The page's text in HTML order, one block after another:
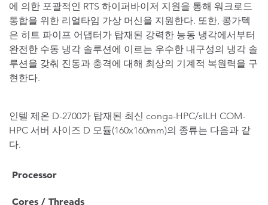
에 의한 포괄적인 RTS 하이퍼바이저 지원을 통해 워크로드
통합을 위한 리얼타임 가상 머신을 지원한다. 또한, 콩가텍
은 히트 파이프 어댑터가 탑재된 강력한 능동 냉각에서부터
완전한 수동 냉각 솔루션에 이르는 우수한 내구성의 냉각 솔
루션을 갖춰 진동과 충격에 대해 최상의 기계적 복원력을 구
현한다.
인텔 제온 D-2700가 탑재된 최신 conga-HPC/sILH COM-
HPC 서버 사이즈 D 모듈(160x160mm)의 종류는 다음과 같
다.
Processor
Cores / Threads